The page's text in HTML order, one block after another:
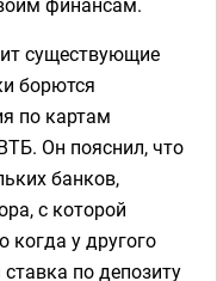
существующие
борются
по картам
Он пояснил, что
банков,
с которой
когда у другого
по депозиту